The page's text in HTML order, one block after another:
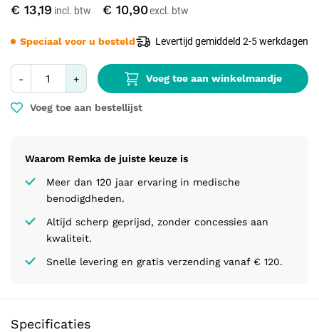
€ 13,19 € 10,90
- + Voeg toe aan winkelmandje
Voeg toe aan bestellijst
Waarom Remka de juiste keuze is
Meer dan 120 jaar ervaring in medische
benodigdheden.
Altijd scherp geprijsd, zonder concessies aan
kwaliteit.
Snelle levering en gratis verzending vanaf € 120.
Speciaal voor u besteld Levertijd gemiddeld 2-5 werkdagen
Specificaties